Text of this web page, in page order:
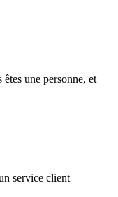
une personne, et
service client